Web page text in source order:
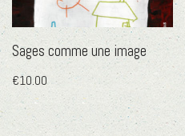
Sages comme une image
€10.00